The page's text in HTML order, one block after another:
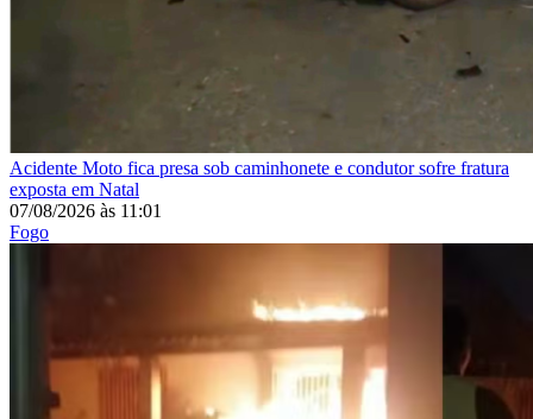
Acidente Moto fica presa sob caminhonete e condutor sofre fratura
exposta em Natal
07/08/2026 às 11:01
Fogo